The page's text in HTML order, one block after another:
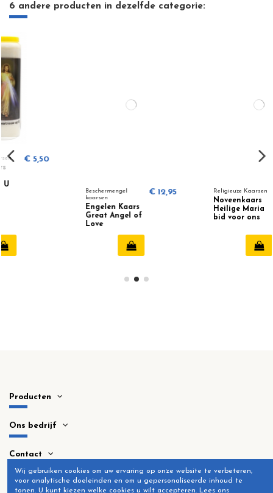
6 andere producten in dezelfde categorie:
Engelen Kaars
Great Angel of
€ 12,95 Religieuze Kaarsen € 5,50
Producten
Ons bedrijf
Contact
Wij gebruiken cookies om uw ervaring op onze website te verbeteren,
voor analytische doeleinden en om u gepersonaliseerde inhoud te
tonen. U kunt kiezen welke cookies u wilt accepteren. Lees ons